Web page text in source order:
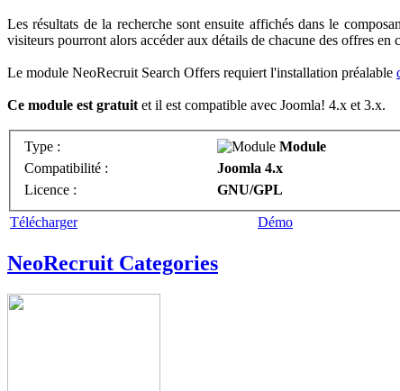
Les résultats de la recherche sont ensuite affichés dans le
visiteurs pourront alors accéder aux détails de chacune des offres en
Le module NeoRecruit Search Offers requiert l'installation préalable
Ce module est gratuit et il est compatible avec Joomla! 4.x et 3.x.
Type : Module
Compatibilité :
Joomla 4.x
Licence :
GNU/GPL
Télécharger Démo
NeoRecruit Categories